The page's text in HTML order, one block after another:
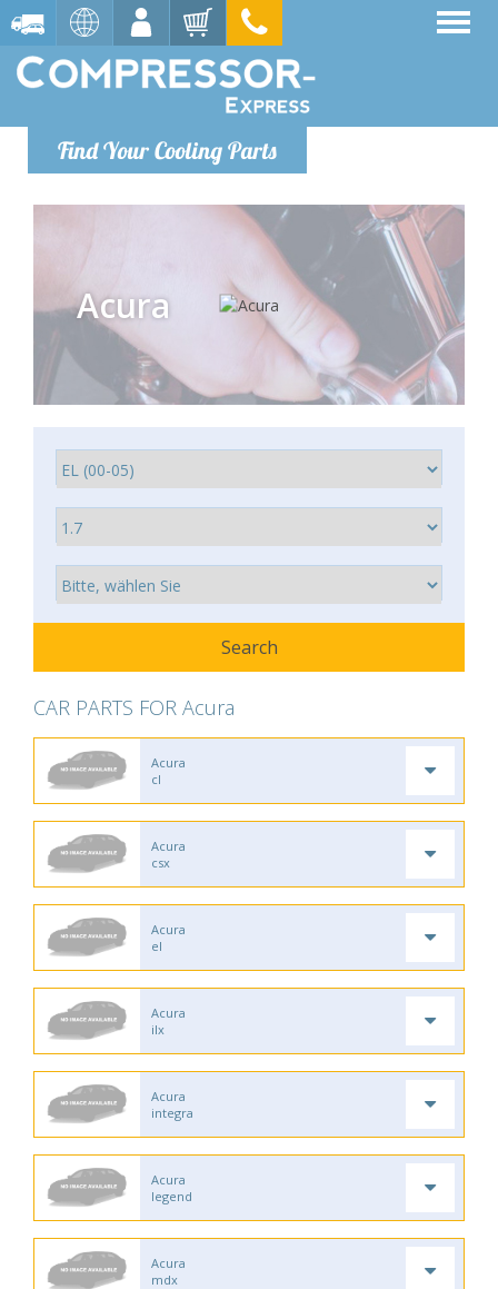
Find Your Cooling Parts
Acura
CAR PARTS FOR Acura
Acura
cl
Acura
csx
Acura
el
Acura
ilx
Acura
integra
Acura
legend
Acura
mdx